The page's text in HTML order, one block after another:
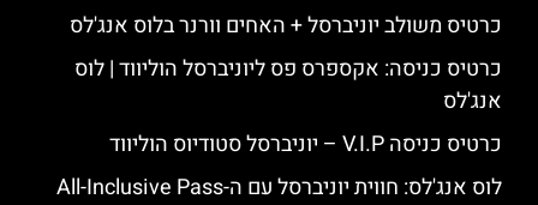
כרטיס משולב יוניברסל + האחים וורנר בלוס אנג'לס
כרטיס כניסה: אקספרס פס ליוניברסל הוליווד | לוס
אנג'לס
כרטיס כניסה V.I.P – יוניברסל סטודיוס הוליווד
לוס אנג'לס: חווית יוניברסל עם ה-All-Inclusive Pass